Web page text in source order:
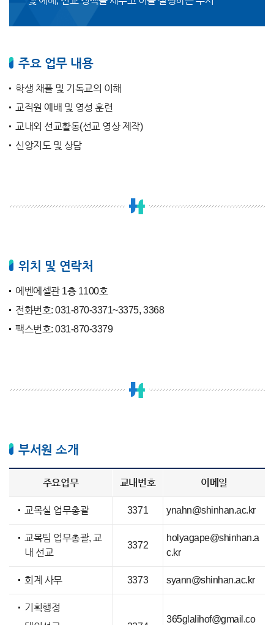
주요 업무 내용
학생 채플 및 기독교의 이해
교직원 예배 및 영성 훈련
교내외 선교활동(선교 영상 제작)
신앙지도 및 상담
위치 및 연락처
에벤에셀관 1층 1100호
전화번호: 031-870-3371~3375, 3368
팩스번호: 031-870-3379
부서원 소개
주요업무 교내번호 이메일
교목실 업무총괄 3371 ynahn@shinhan.ac.kr
교목팀 업무총괄, 교
내 선교
3372
holyagape@shinhan.a
c.kr
회계 사무 3373 syann@shinhan.ac.kr
기획행정
365glalihof@gmail.co